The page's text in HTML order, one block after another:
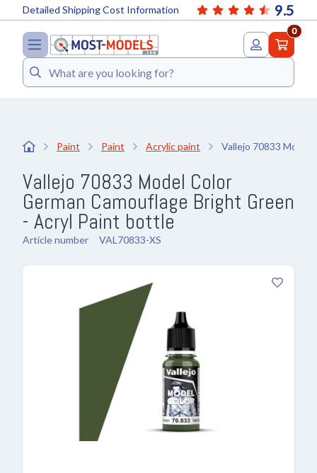
9.5
Detailed Shipping Cost Information
0
Search
Paint Paint Acrylic paint Vallejo 70833 Model
Vallejo 70833 Model Color
German Camouflage Bright Green
- Acryl Paint bottle
Article number VAL70833-XS